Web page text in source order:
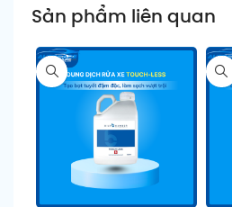
Sản phẩm liên quan